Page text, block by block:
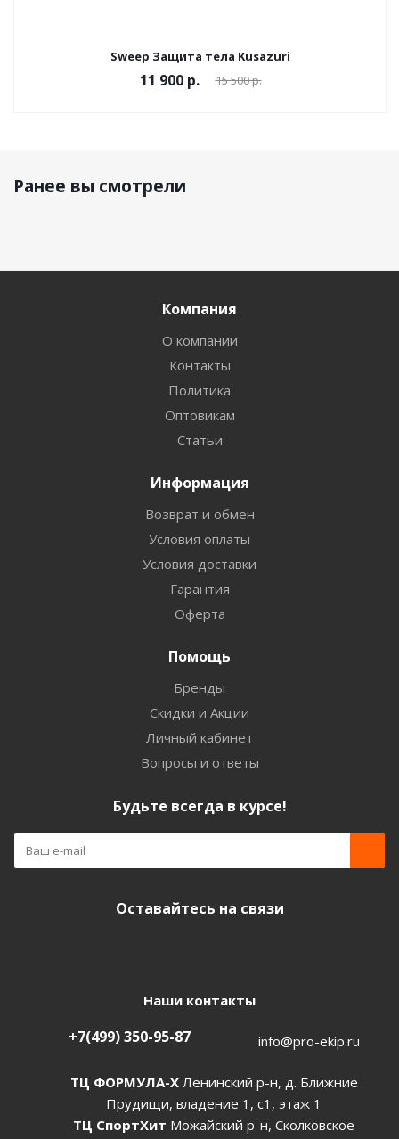
Sweep Защита тела Kusazuri
11 900 р. 15 500 р.
Ранее вы смотрели
Компания
О компании
Контакты
Политика
Оптовикам
Статьи
Информация
Возврат и обмен
Условия оплаты
Условия доставки
Гарантия
Оферта
Помощь
Бренды
Скидки и Акции
Личный кабинет
Вопросы и ответы
Будьте всегда в курсе!
Оставайтесь на связи
Наши контакты
+7(499) 350-95-87 info@pro-ekip.ru
ТЦ ФОРМУЛА-ХЛенинский р-н, д. Ближние
Прудищи, владение 1, с1, этаж 1
ТЦ СпортХит Можайский р-н, Сколковское